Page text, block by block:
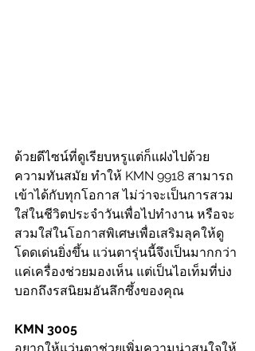
ด้วยดีไซน์ที่ดูเรียบหรูแต่ก็แฝงไปด้วย
ความทันสมัย ทำให้ KMN 9918 สามารถ
เข้าได้กับทุกโอกาส ไม่ว่าจะเป็นการสวม
ใส่ในชีวิตประจำวันเพื่อไปทำงาน หรือจะ
สวมใส่ในโอกาสพิเศษเพื่อเสริมลุคให้ดู
โดดเด่นยิ่งขึ้น แว่นตารุ่นนี้จึงเป็นมากกว่า
แค่เครื่องช่วยมองเห็น แต่เป็นไอเท็มที่บ่ง
บอกถึงรสนิยมอันลึกซึ้งของคุณ
KMN 3005